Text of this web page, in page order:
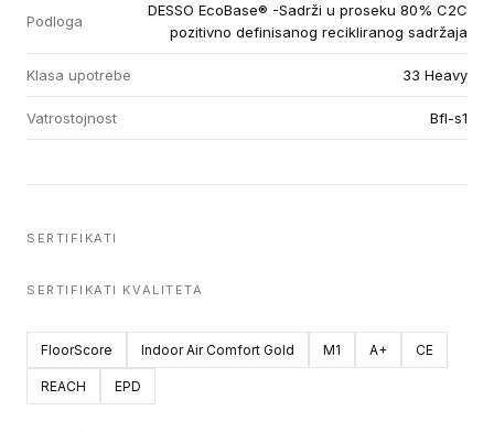
Podloga
DESSO EcoBase® -Sadrži u proseku 80% C2C
pozitivno definisanog recikliranog sadržaja
Klasa upotrebe 33 Heavy
Vatrostojnost Bfl-s1
SERTIFIKATI
SERTIFIKATI KVALITETA
FloorScore Indoor Air Comfort Gold M1 A+ CE
REACH EPD